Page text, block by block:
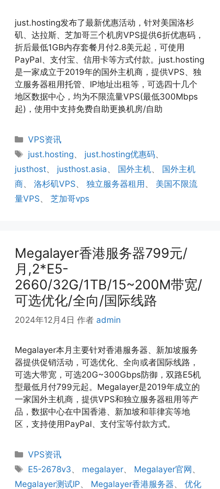
just.hosting发布了最新优惠活动，针对美国洛杉
矶、达拉斯、芝加哥三个机房VPS提供6折优惠码，
折后最低1GB内存套餐月付2.8美元起，可使用
PayPal、支付宝、信用卡等方式付款。just.hosting
是一家成立于2019年的国外主机商，提供VPS、独
立服务器租用托管、IP地址出租等，可选四十几个
地区数据中心，均为不限流量VPS(最低300Mbps
起)，使用中支持免费自助更换机房/自助
分
类
VPS资讯
标
签
just.hosting、 just.hosting优惠码、
justhost、 justhost.asia、 国外主机、 国外主机
商、 洛杉矶VPS、 独立服务器租用 、 美国不限流
量VPS、 芝加哥vps
Megalayer香港服务器799元/
月,2*E5-
2660/32G/1TB/15~200M带宽/
可选优化/全向/国际线路
2024年12月4日 作者 admin
Megalayer本月主要针对香港服务器、新加坡服务
器提供促销活动，可选优化、全向或者国际线路，
可选大带宽，可选20G~300Gbps防御，双路E5机
型最低月付799元起。Megalayer是2019年成立的
一家国外主机商，提供VPS和独立服务器租用等产
品，数据中心在中国香港、新加坡和菲律宾等地
区，支持使用PayPal、支付宝等付款方式。
分
类
VPS资讯
标
签
E5-2678v3、 megalayer、 Megalayer官网 、
Megalayer测试IP、 Megalayer香港服务器、 优化